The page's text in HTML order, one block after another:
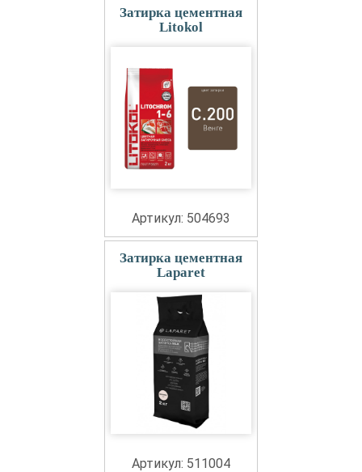
Затирка цементная
Litokol
Артикул: 504693
Затирка цементная
Laparet
Артикул: 511004